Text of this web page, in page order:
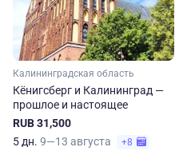
Калининградская область
Кёнигсберг и Калининград —
прошлое и настоящее
RUB 31,500
5 дн. 9—13 августа +8